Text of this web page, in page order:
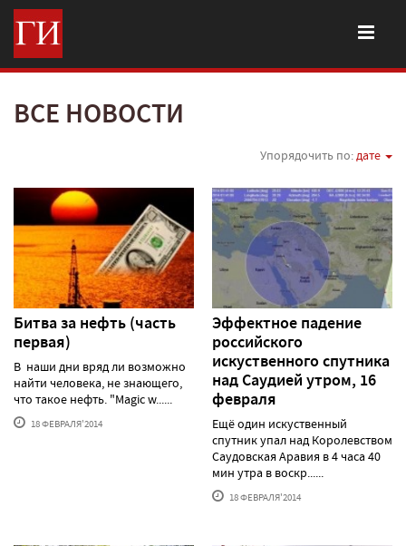
ВСЕ НОВОСТИ
Упорядочить по:дате
Битва за нефть (часть
первая)
В наши дни вряд ли возможно
найти человека, не знающего,
что такое нефть. "Magic w......
18 ФЕВРАЛЯ'2014
Эффектное падение
российского
искуственного спутника
над Саудией утром, 16
февраля
Ещё один искуственный
спутник упал над Королевством
Саудовская Аравия в 4 часа 40
мин утра в воскр......
18 ФЕВРАЛЯ'2014